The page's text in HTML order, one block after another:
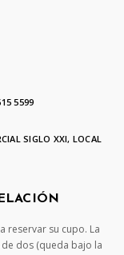
5599
SIGLO XXI, LOCAL
reservar su cupo. La
dos (queda bajo la